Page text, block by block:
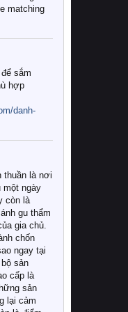
matching
sắm
hợp
danh-
thuần là nơi
một ngày
còn là
gu thẩm
gia chủ.
chốn
ngay tại
sản
cấp là
sản
lại cảm